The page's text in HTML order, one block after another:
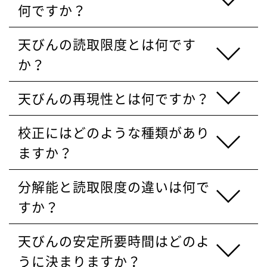
何ですか？
天びんの読取限度とは何です
か？
天びんの再現性とは何ですか？
校正にはどのような種類があり
ますか？
分解能と読取限度の違いは何で
すか？
天びんの安定所要時間はどのよ
うに決まりますか？